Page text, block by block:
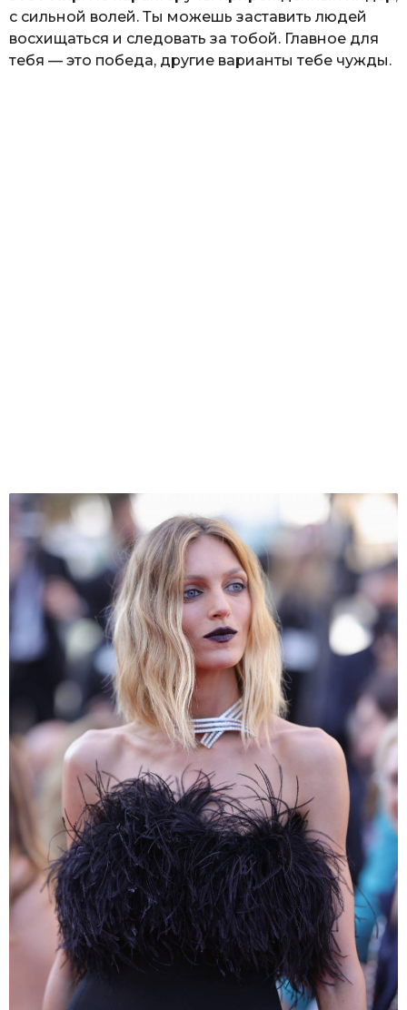
с сильной волей. Ты можешь заставить людей
восхищаться и следовать за тобой. Главное для
тебя — это победа, другие варианты тебе чужды.